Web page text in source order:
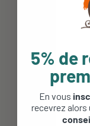
5% de
En vous
recevrez alors